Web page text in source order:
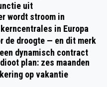
uit
wordt stroom in
in Europa
de droogte — en dit merk
dynamisch contract
plan: zes maanden
op vakantie